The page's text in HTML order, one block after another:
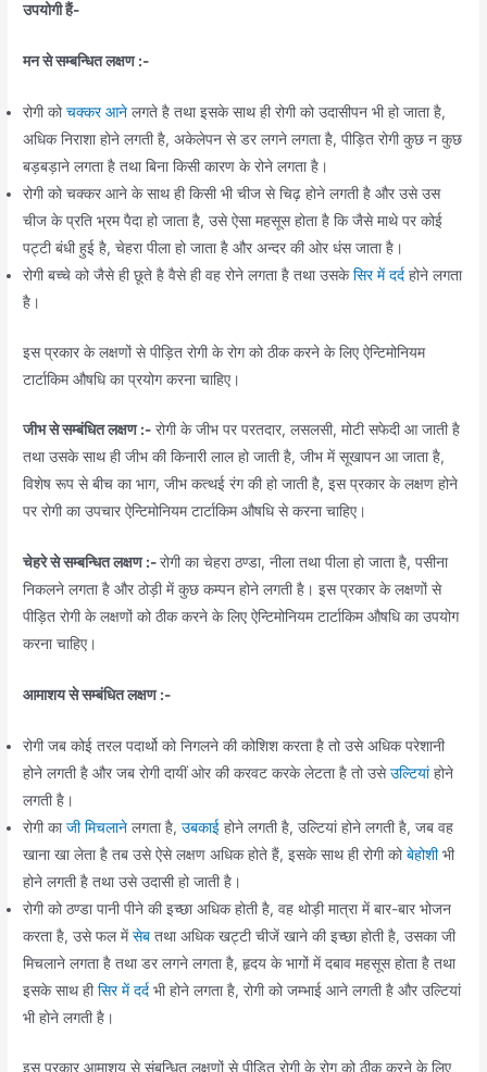
उपयोगी हैं-
मन से सम्बन्धित लक्षण :-
रोगी कोचक्कर आनेलगते है तथा इसके साथ ही रोगी को उदासीपन भी हो जाता है,
अधिक निराशा होने लगती है, अकेलेपन से डर लगने लगता है, पीड़ित रोगी कुछ न कुछ
बड़बड़ाने लगता है तथा बिना किसी कारण के रोने लगता है।
रोगी को चक्कर आने के साथ ही किसी भी चीज से चिढ़ होने लगती है और उसे उस
चीज के प्रति भ्रम पैदा हो जाता है, उसे ऐसा महसूस होता है कि जैसे माथे पर कोई
पट्टी बंधी हुई है, चेहरा पीला हो जाता है और अन्दर की ओर धंस जाता है।
रोगी बच्चे को जैसे ही छूते है वैसे ही वह रोने लगता है तथा उसकेसिर में दर्द होने लगता
है।
इस प्रकार के लक्षणों से पीड़ित रोगी के रोग को ठीक करने के लिए ऐन्टिमोनियम
टार्टाकिम औषधि का प्रयोग करना चाहिए।
जीभ से सम्बंधित लक्षण :- रोगी के जीभ पर परतदार, लसलसी, मोटी सफेदी आ जाती है
तथा उसके साथ ही जीभ की किनारी लाल हो जाती है, जीभ में सूखापन आ जाता है,
विशेष रूप से बीच का भाग, जीभ कत्थई रंग की हो जाती है, इस प्रकार के लक्षण होने
पर रोगी का उपचार ऐन्टिमोनियम टार्टाकिम औषधि से करना चाहिए।
चेहरे से सम्बन्धित लक्षण :-रोगी का चेहरा ठण्डा, नीला तथा पीला हो जाता है, पसीना
निकलने लगता है और ठोड़ी में कुछ कम्पन होने लगती है। इस प्रकार के लक्षणों से
पीड़ित रोगी के लक्षणों को ठीक करने के लिए ऐन्टिमोनियम टार्टाकिम औषधि का उपयोग
करना चाहिए।
आमाशय से सम्बंधित लक्षण :-
रोगी जब कोई तरल पदार्थो को निगलने की कोशिश करता है तो उसे अधिक परेशानी
होने लगती है और जब रोगी दायीं ओर की करवट करके लेटता है तो उसेउल्टियांहोने
लगती है।
रोगी काजी मिचलानेलगता है,उबकाईहोने लगती है, उल्टियां होने लगती है, जब वह
खाना खा लेता है तब उसे ऐसे लक्षण अधिक होते हैं, इसके साथ ही रोगी कोबेहोशीभी
होने लगती है तथा उसे उदासी हो जाती है।
रोगी को ठण्डा पानी पीने की इच्छा अधिक होती है, वह थोड़ी मात्रा में बार-बार भोजन
करता है, उसे फल मेंसेबतथा अधिक खट्टी चीजें खाने की इच्छा होती है, उसका जी
मिचलाने लगता है तथा डर लगने लगता है, हृदय के भागों में दबाव महसूस होता है तथा
इसके साथ हीसिर में दर्दभी होने लगता है, रोगी को जम्भाई आने लगती है और उल्टियां
भी होने लगती है।
इस प्रकार आमाशय से संबन्धित लक्षणों से पीड़ित रोगी के रोग को ठीक करने के लिए